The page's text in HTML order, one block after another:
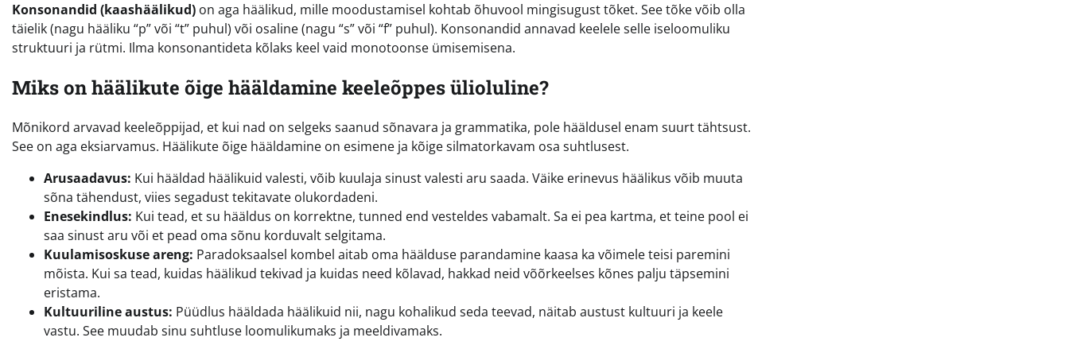
Konsonandid (kaashäälikud) on aga häälikud, mille moodustamisel kohtab õhuvool mingisugust tõket. See tõke võib olla
täielik (nagu hääliku “p” või “t” puhul) või osaline (nagu “s” või “f” puhul). Konsonandid annavad keelele selle iseloomuliku
struktuuri ja rütmi. Ilma konsonantideta kõlaks keel vaid monotoonse ümisemisena.
Miks on häälikute õige hääldamine keeleõppes ülioluline?
Mõnikord arvavad keeleõppijad, et kui nad on selgeks saanud sõnavara ja grammatika, pole hääldusel enam suurt tähtsust.
See on aga eksiarvamus. Häälikute õige hääldamine on esimene ja kõige silmatorkavam osa suhtlusest.
Arusaadavus: Kui hääldad häälikuid valesti, võib kuulaja sinust valesti aru saada. Väike erinevus häälikus võib muuta
sõna tähendust, viies segadust tekitavate olukordadeni.
Enesekindlus: Kui tead, et su hääldus on korrektne, tunned end vesteldes vabamalt. Sa ei pea kartma, et teine pool ei
saa sinust aru või et pead oma sõnu korduvalt selgitama.
Kuulamisoskuse areng: Paradoksaalsel kombel aitab oma häälduse parandamine kaasa ka võimele teisi paremini
mõista. Kui sa tead, kuidas häälikud tekivad ja kuidas need kõlavad, hakkad neid võõrkeelses kõnes palju täpsemini
eristama.
Kultuuriline austus: Püüdlus hääldada häälikuid nii, nagu kohalikud seda teevad, näitab austust kultuuri ja keele
vastu. See muudab sinu suhtluse loomulikumaks ja meeldivamaks.